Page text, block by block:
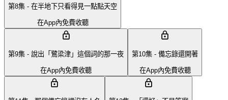
第8集 - 在半地下只看得見一點點天空
在App內免費收聽
第9集 - 說出「鷺梁津」這個詞的那一夜
在App內免費收聽
第10集 - 備忘錄還開著
在App內免費收聽